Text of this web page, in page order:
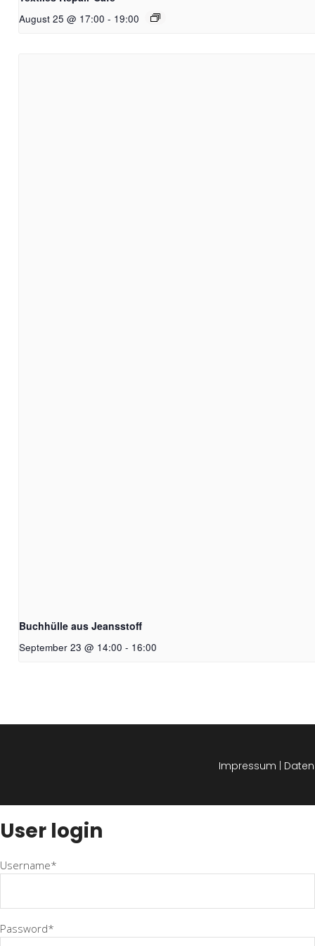
August 25 @ 17:00 - 19:00
Buchhülle aus Jeansstoff
September 23 @ 14:00 - 16:00
Impressum |
User login
Username*
Password*